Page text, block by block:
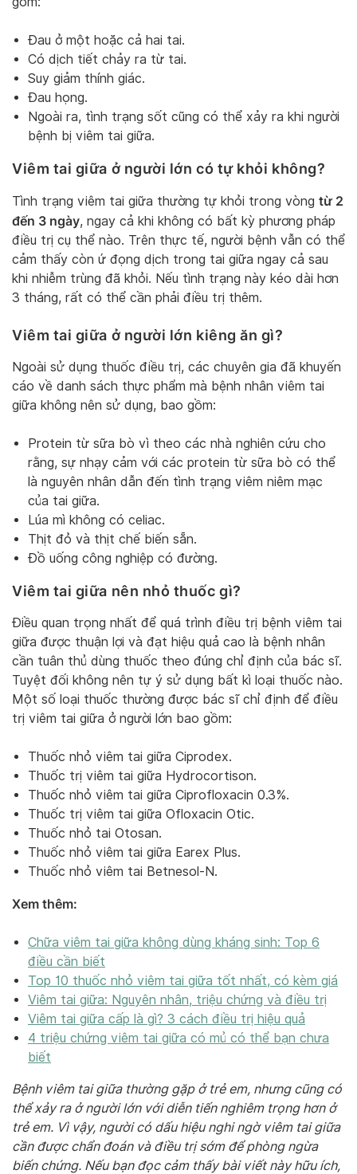
Đau ở một hoặc cả hai tai.
Có dịch tiết chảy ra từ tai.
Suy giảm thính giác.
Đau họng.
Ngoài ra, tình trạng sốt cũng có thể xảy ra khi người
bệnh bị viêm tai giữa.
Viêm tai giữa ở người lớn có tự khỏi không?
Tình trạng viêm tai giữa thường tự khỏi trong vòng từ 2
đến 3 ngày, ngay cả khi không có bất kỳ phương pháp
điều trị cụ thể nào. Trên thực tế, người bệnh vẫn có thể
cảm thấy còn ứ đọng dịch trong tai giữa ngay cả sau
khi nhiễm trùng đã khỏi. Nếu tình trạng này kéo dài hơn
3 tháng, rất có thể cần phải điều trị thêm.
Viêm tai giữa ở người lớn kiêng ăn gì?
Ngoài sử dụng thuốc điều trị, các chuyên gia đã khuyến
cáo về danh sách thực phẩm mà bệnh nhân viêm tai
giữa không nên sử dụng, bao gồm:
Protein từ sữa bò vì theo các nhà nghiên cứu cho
rằng, sự nhạy cảm với các protein từ sữa bò có thể
là nguyên nhân dẫn đến tình trạng viêm niêm mạc
của tai giữa.
Lúa mì không có celiac.
Thịt đỏ và thịt chế biến sẵn.
Đồ uống công nghiệp có đường.
Viêm tai giữa nên nhỏ thuốc gì?
Điều quan trọng nhất để quá trình điều trị bệnh viêm tai
giữa được thuận lợi và đạt hiệu quả cao là bệnh nhân
cần tuân thủ dùng thuốc theo đúng chỉ định của bác sĩ.
Tuyệt đối không nên tự ý sử dụng bất kì loại thuốc nào.
Một số loại thuốc thường được bác sĩ chỉ định để điều
trị viêm tai giữa ở người lớn bao gồm:
Thuốc nhỏ viêm tai giữa Ciprodex.
Thuốc trị viêm tai giữa Hydrocortison.
Thuốc nhỏ viêm tai giữa Ciprofloxacin 0.3%.
Thuốc trị viêm tai giữa Ofloxacin Otic.
Thuốc nhỏ tai Otosan.
Thuốc nhỏ viêm tai giữa Earex Plus.
Thuốc nhỏ viêm tai Betnesol-N.
Xem thêm:
Chữa viêm tai giữa không dùng kháng sinh: Top 6
điều cần biết
Top 10 thuốc nhỏ viêm tai giữa tốt nhất, có kèm giá
Viêm tai giữa: Nguyên nhân, triệu chứng và điều trị
Viêm tai giữa cấp là gì? 3 cách điều trị hiệu quả
4 triệu chứng viêm tai giữa có mủ có thể bạn chưa
biết
Bệnh viêm tai giữa thường gặp ở trẻ em, nhưng cũng có
thể xảy ra ở người lớn với diễn tiến nghiêm trọng hơn ở
trẻ em. Vì vậy, người có dấu hiệu nghi ngờ viêm tai giữa
cần được chẩn đoán và điều trị sớm để phòng ngừa
biến chứng. Nếu bạn đọc cảm thấy bài viết này hữu ích,